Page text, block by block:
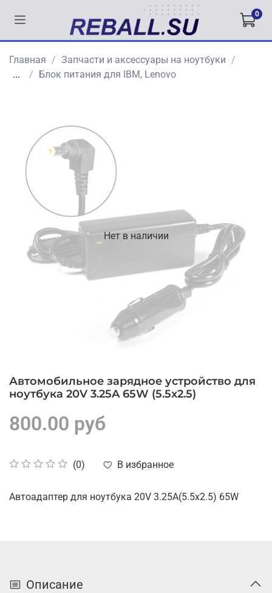
0
Главная
Запчасти и аксессуары на ноутбуки
...
Блок питания для IBM, Lenovo
Нет в наличии
Автомобильное зарядное устройство для
ноутбука 20V 3.25A 65W (5.5x2.5)
(0) В избранное
800.00 руб
Автоадаптер для ноутбука 20V 3.25A(5.5x2.5) 65W
Описание